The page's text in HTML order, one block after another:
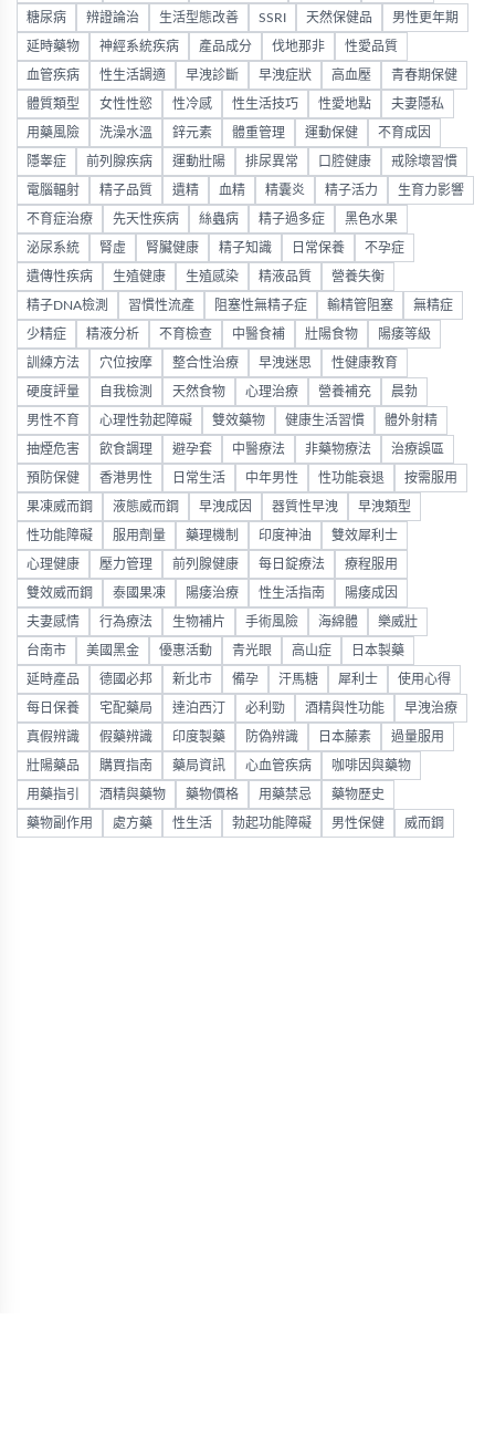
糖尿病 辨證論治 生活型態改善 SSRI 天然保健品 男性更年期
延時藥物 神經系統疾病 產品成分 伐地那非 性愛品質
血管疾病 性生活調適 早洩診斷 早洩症狀 高血壓 青春期保健
體質類型 女性性慾 性冷感 性生活技巧 性愛地點 夫妻隱私
用藥風險 洗澡水溫 鋅元素 體重管理 運動保健 不育成因
隱睾症 前列腺疾病 運動壯陽 排尿異常 口腔健康 戒除壞習慣
電腦輻射 精子品質 遺精 血精 精囊炎 精子活力 生育力影響
不育症治療 先天性疾病 絲蟲病 精子過多症 黑色水果
泌尿系統 腎虛 腎臟健康 精子知識 日常保養 不孕症
遺傳性疾病 生殖健康 生殖感染 精液品質 營養失衡
精子DNA檢測 習慣性流產 阻塞性無精子症 輸精管阻塞 無精症
少精症 精液分析 不育檢查 中醫食補 壯陽食物 陽痿等級
訓練方法 穴位按摩 整合性治療 早洩迷思 性健康教育
硬度評量 自我檢測 天然食物 心理治療 營養補充 晨勃
男性不育 心理性勃起障礙 雙效藥物 健康生活習慣 體外射精
抽煙危害 飲食調理 避孕套 中醫療法 非藥物療法 治療誤區
預防保健 香港男性 日常生活 中年男性 性功能衰退 按需服用
果凍威而鋼 液態威而鋼 早洩成因 器質性早洩 早洩類型
性功能障礙 服用劑量 藥理機制 印度神油 雙效犀利士
心理健康 壓力管理 前列腺健康 每日錠療法 療程服用
雙效威而鋼 泰國果凍 陽痿治療 性生活指南 陽痿成因
夫妻感情 行為療法 生物補片 手術風險 海綿體 樂威壯
台南市 美國黑金 優惠活動 青光眼 高山症 日本製藥
延時產品 德國必邦 新北市 備孕 汗馬糖 犀利士 使用心得
每日保養 宅配藥局 達泊西汀 必利勁 酒精與性功能 早洩治療
真假辨識 假藥辨識 印度製藥 防偽辨識 日本藤素 過量服用
壯陽藥品 購買指南 藥局資訊 心血管疾病 咖啡因與藥物
用藥指引 酒精與藥物 藥物價格 用藥禁忌 藥物歷史
藥物副作用 處方藥 性生活 勃起功能障礙 男性保健 威而鋼